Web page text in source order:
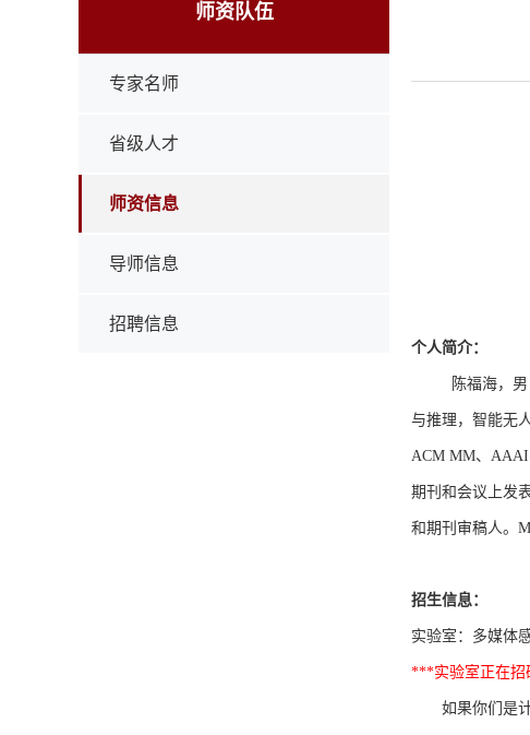
师资队伍
专家名师
省级人才
师资信息
导师信息
招聘信息
个人简介：
陈福海，
与推理，智能无
ACM MM、AAAI
期刊和会议上发
和期刊审稿人。
招生信息：
实验室：多媒体
***实验室正在招
如果你们是计